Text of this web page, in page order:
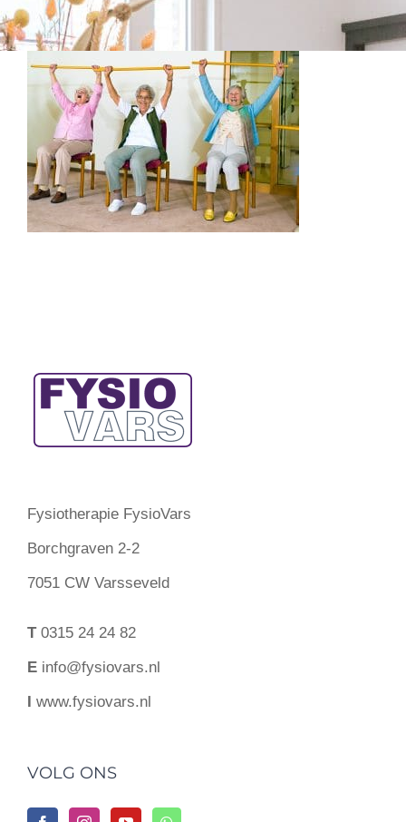
Fysiotherapie FysioVars
Borchgraven 2-2
7051 CW Varsseveld
T0315 24 24 82
E info@fysiovars.nl
I www.fysiovars.nl
VOLG ONS